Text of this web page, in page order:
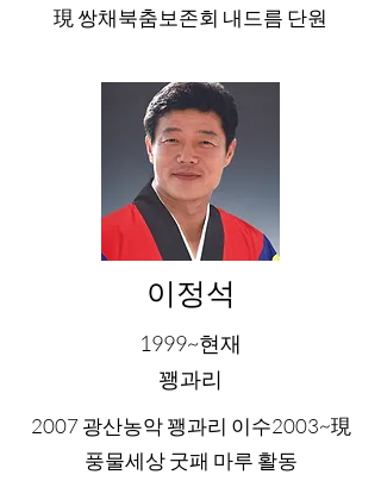
現 쌍채북춤보존회 내드름 단원
이정석
1999~현재
꽹과리
2007 광산농악 꽹과리 이수2003~現
풍물세상 굿패 마루 활동